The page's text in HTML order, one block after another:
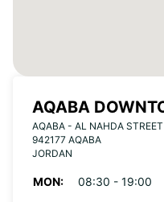
AQABA
AQABA - AL NAHDA STREET
942177 AQABA
JORDAN
MON:
08:30 - 19:00